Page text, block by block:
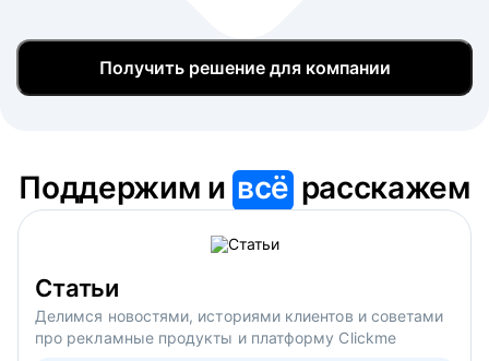
Получить решение для компании
Поддержим ивсё расскажем
Статьи
Делимся новостями, историями клиентов и советами
про рекламные продукты и платформу Clickme